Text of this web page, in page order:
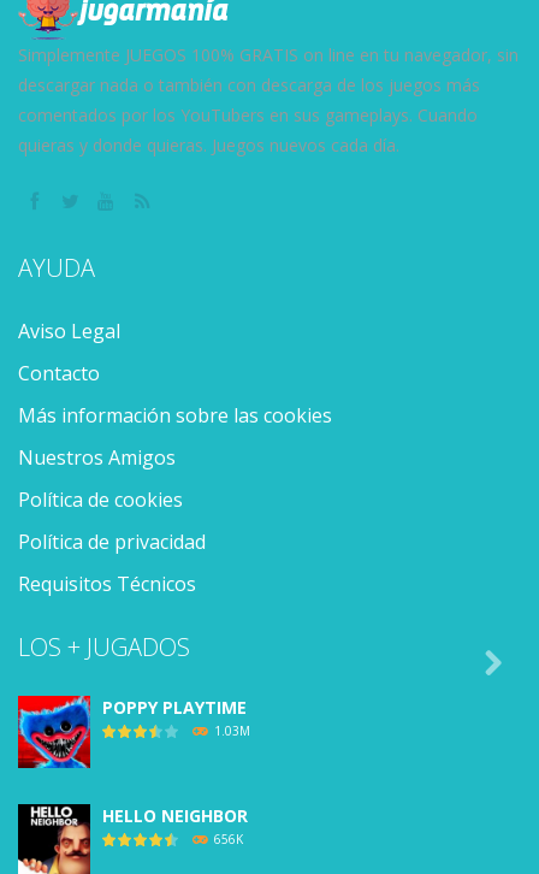
Simplemente JUEGOS 100% GRATIS on line en tu navegador, sin
descargar nada o también con descarga de los juegos más
comentados por los YouTubers en sus gameplays. Cuando
quieras y donde quieras. Juegos nuevos cada día.
AYUDA
Aviso Legal
Contacto
Más información sobre las cookies
Nuestros Amigos
Política de cookies
Política de privacidad
Requisitos Técnicos
LOS + JUGADOS
POPPY PLAYTIME
1.03M
HELLO NEIGHBOR
656K
